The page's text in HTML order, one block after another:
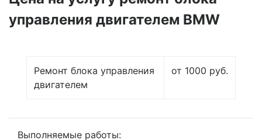
управления двигателем BMW
Ремонт блока управления
двигателем
от 1000 руб.
Выполняемые работы: